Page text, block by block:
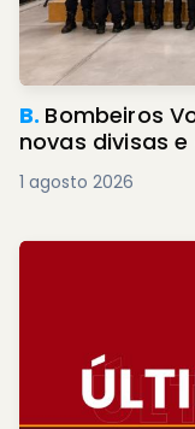
B. Bombeiros
novas divisas
1 agosto 2026